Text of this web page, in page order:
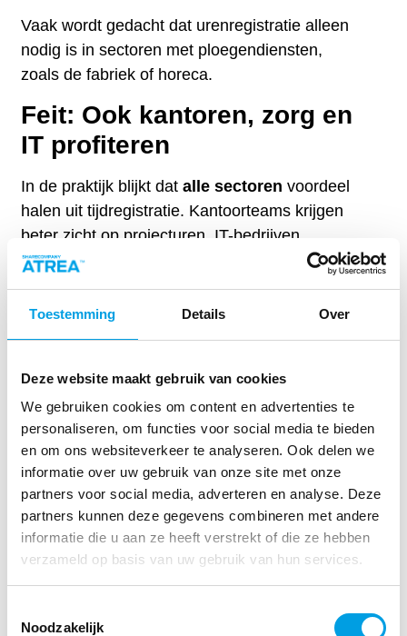
Toestemming Details Over
Deze website maakt gebruik van cookies
We gebruiken cookies om content en advertenties te
personaliseren, om functies voor social media te bieden
en om ons websiteverkeer te analyseren. Ook delen we
informatie over uw gebruik van onze site met onze
partners voor social media, adverteren en analyse. Deze
partners kunnen deze gegevens combineren met andere
informatie die u aan ze heeft verstrekt of die ze hebben
verzameld op basis van uw gebruik van hun services.
Noodzakelijk
Vaak wordt gedacht dat urenregistratie alleen
nodig is in sectoren met ploegendiensten,
zoals de fabriek of horeca.
Feit: Ook kantoren, zorg en
IT profiteren
In de praktijk blijkt datalle sectoren voordeel
halen uit tijdregistratie. Kantoorteams krijgen
beter zicht op projecturen, IT-bedrijven
monitoren declarabiliteit, en zorginstellingen
zien direct waar werkdruk ontstaat.
Tijdregistratie is een
universeel hulpmiddel
Mythe 5: Data blijft
ongebruikt in de la
liggen
Veel organisaties registreren uren “omdat het
moet”, maar doen er vervolgens weinig mee.
Feit: Dashboards
maken data praktisch